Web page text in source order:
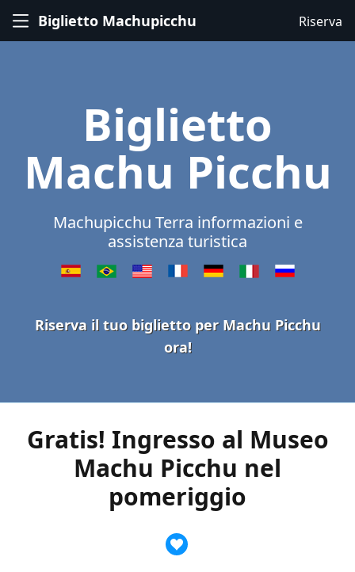
Biglietto Machupicchu Riserva
Biglietto
Machu Picchu
Machupicchu Terra informazioni e
assistenza turistica
Riserva il tuo biglietto per Machu Picchu
ora!
Gratis! Ingresso al Museo
Machu Picchu nel
pomeriggio